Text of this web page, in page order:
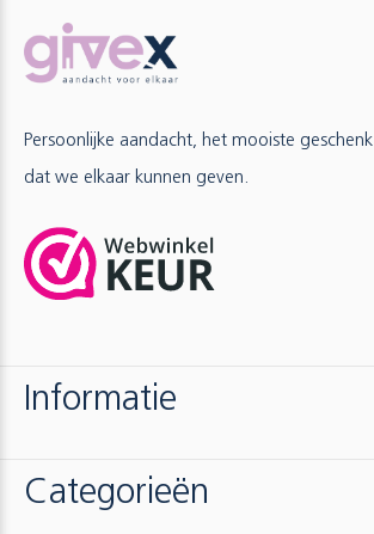
Persoonlijke aandacht, het mooiste geschenk
dat we elkaar kunnen geven.
Informatie
Categorieën